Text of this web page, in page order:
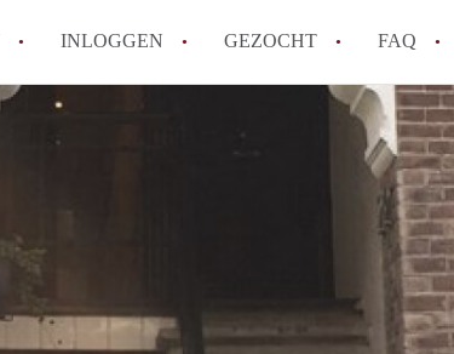
INLOGGEN GEZOCHT FAQ
How to translate AppartementDenBosch!
Hoeveel kost het om te reageren op een
Wat is de privacyverklaring van
Berekent AppartementDenBosch
makelaarsvergoeding/